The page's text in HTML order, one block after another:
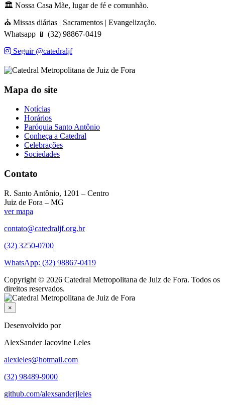
🏛️ Nossa Casa Mãe, lugar de fé e comunhão.
⛪ Missas diárias | Sacramentos | Evangelização.
Whatsapp 📱 (32) 98867-0419
Seguir @catedraljf
Mapa do site
Notícias
Horários
Paróquia Santo Antônio
Conheça a Catedral
Celebrações
Sociedades
Contato
R. Santo Antônio, 1201 – Centro
Juiz de Fora – MG
ver mapa
contato@catedraljf.org.br
(32) 3250-0700
WhatsApp: (32) 98867-0419
Copyright © 2026 Catedral Metropolitana de Juiz de Fora. Todos os
direitos reservados.
×
Desenvolvido por
AlexSander Jacovine Leles
alexleles@hotmail.com
(32) 98489-9000
github.com/alexsanderjleles